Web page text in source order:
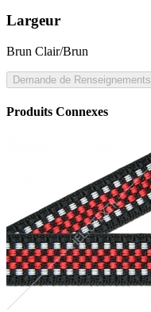
Largeur
Brun Clair/Brun
Demande de Renseignements
Produits Connexes